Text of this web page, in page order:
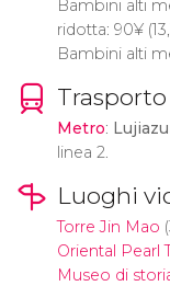
Bambini alti
ridotta: 90¥
Bambini alti
Trasporto
Metro:
linea 2.
Luoghi
Torre Jin Mao
Oriental Pearl
Museo di